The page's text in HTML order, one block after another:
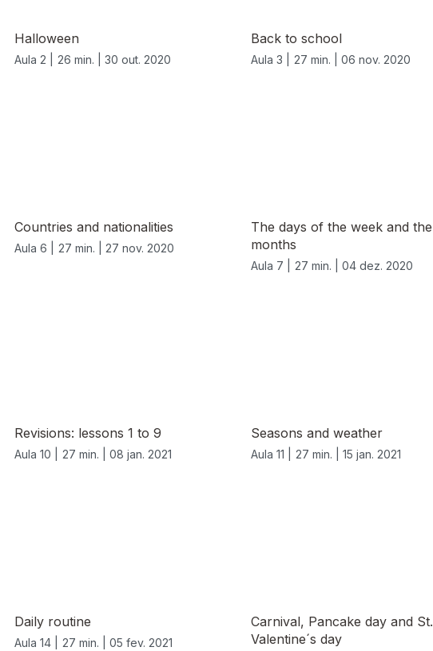
Halloween
Aula 2 | 26 min. | 30 out. 2020
Back to school
Aula 3 | 27 min. | 06 nov. 2020
Countries and nationalities
Aula 6 | 27 min. | 27 nov. 2020
The days of the week and the
months
Aula 7 | 27 min. | 04 dez. 2020
Revisions: lessons 1 to 9
Aula 10 | 27 min. | 08 jan. 2021
Seasons and weather
Aula 11 | 27 min. | 15 jan. 2021
Daily routine
Aula 14 | 27 min. | 05 fev. 2021
Carnival, Pancake day and St.
Valentine´s day